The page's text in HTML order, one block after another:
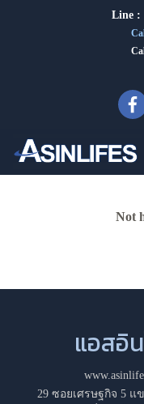
Line :
Not
แอสอิ
29 ซอยเศรษฐกิจ 5 แ